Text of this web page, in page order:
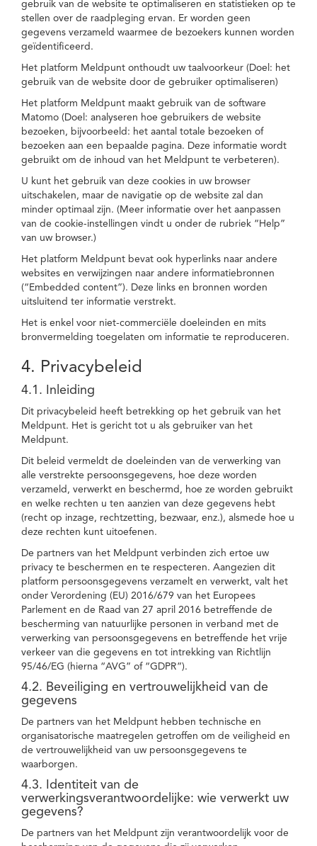
gebruik van de website te optimaliseren en statistieken op te
stellen over de raadpleging ervan. Er worden geen
gegevens verzameld waarmee de bezoekers kunnen worden
geïdentificeerd.
Het platform Meldpunt onthoudt uw taalvoorkeur (Doel: het
gebruik van de website door de gebruiker optimaliseren)
Het platform Meldpunt maakt gebruik van de software
Matomo (Doel: analyseren hoe gebruikers de website
bezoeken, bijvoorbeeld: het aantal totale bezoeken of
bezoeken aan een bepaalde pagina. Deze informatie wordt
gebruikt om de inhoud van het Meldpunt te verbeteren).
U kunt het gebruik van deze cookies in uw browser
uitschakelen, maar de navigatie op de website zal dan
minder optimaal zijn. (Meer informatie over het aanpassen
van de cookie-instellingen vindt u onder de rubriek “Help”
van uw browser.)
Het platform Meldpunt bevat ook hyperlinks naar andere
websites en verwijzingen naar andere informatiebronnen
(“Embedded content”). Deze links en bronnen worden
uitsluitend ter informatie verstrekt.
Het is enkel voor niet-commerciële doeleinden en mits
bronvermelding toegelaten om informatie te reproduceren.
4. Privacybeleid
4.1. Inleiding
Dit privacybeleid heeft betrekking op het gebruik van het
Meldpunt. Het is gericht tot u als gebruiker van het
Meldpunt.
Dit beleid vermeldt de doeleinden van de verwerking van
alle verstrekte persoonsgegevens, hoe deze worden
verzameld, verwerkt en beschermd, hoe ze worden gebruikt
en welke rechten u ten aanzien van deze gegevens hebt
(recht op inzage, rechtzetting, bezwaar, enz.), alsmede hoe u
deze rechten kunt uitoefenen.
De partners van het Meldpunt verbinden zich ertoe uw
privacy te beschermen en te respecteren. Aangezien dit
platform persoonsgegevens verzamelt en verwerkt, valt het
onder Verordening (EU) 2016/679 van het Europees
Parlement en de Raad van 27 april 2016 betreffende de
bescherming van natuurlijke personen in verband met de
verwerking van persoonsgegevens en betreffende het vrije
verkeer van die gegevens en tot intrekking van Richtlijn
95/46/EG (hierna “AVG” of “GDPR”).
4.2. Beveiliging en vertrouwelijkheid van de
gegevens
De partners van het Meldpunt hebben technische en
organisatorische maatregelen getroffen om de veiligheid en
de vertrouwelijkheid van uw persoonsgegevens te
waarborgen.
4.3. Identiteit van de
verwerkingsverantwoordelijke: wie verwerkt uw
gegevens?
De partners van het Meldpunt zijn verantwoordelijk voor de